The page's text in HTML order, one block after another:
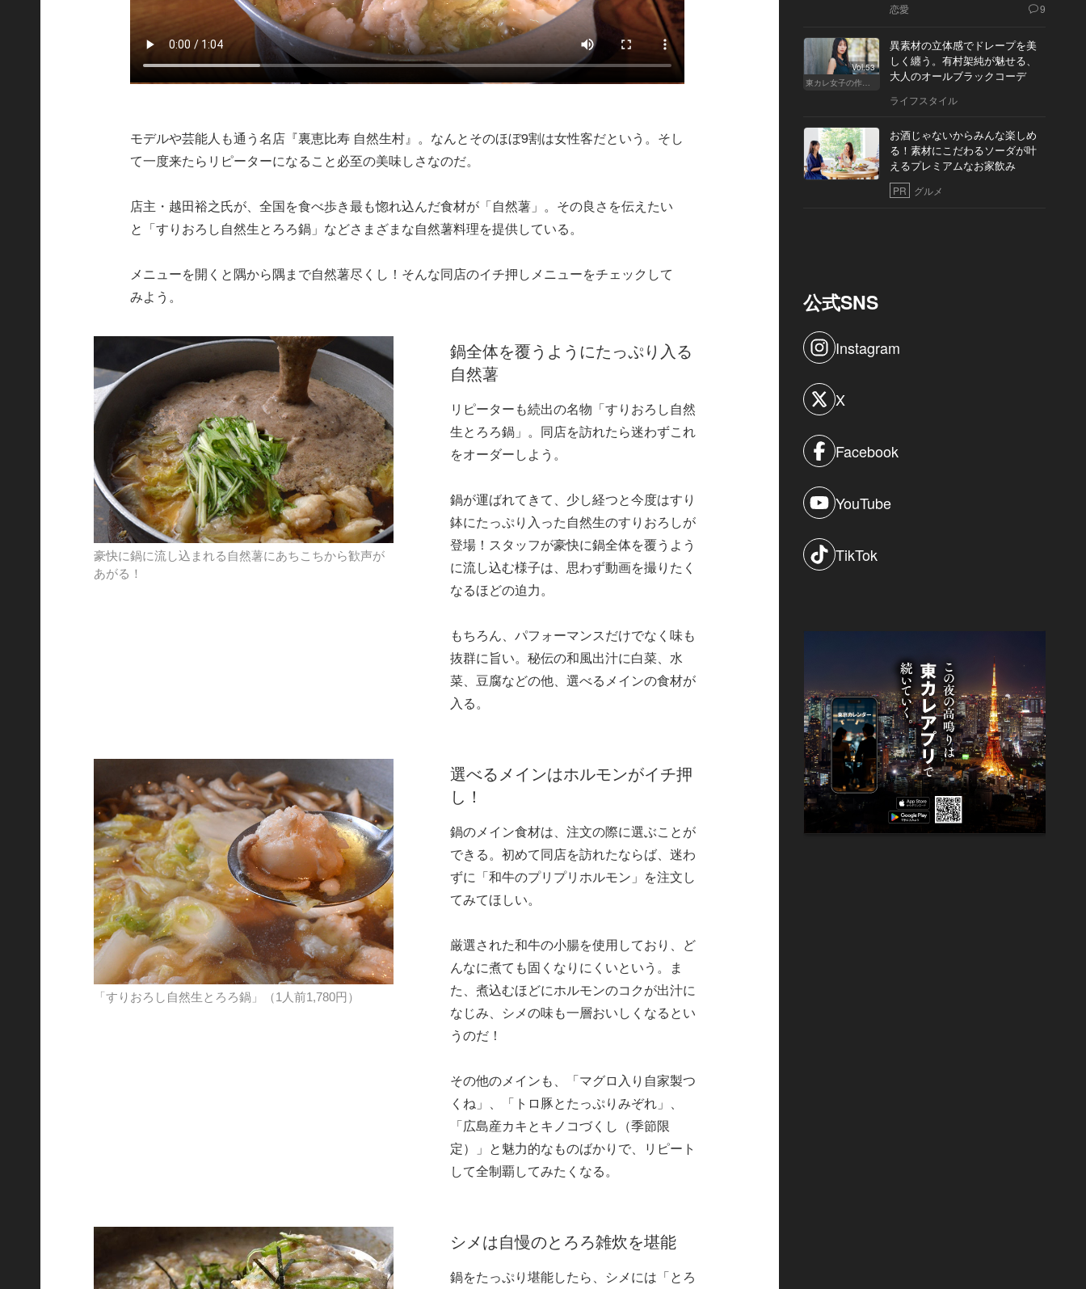
モデルや芸能人も通う名店『裏恵比寿 自然生村』。なんとそのほぼ9割は女性客だという。そし
て一度来たらリピーターになること必至の美味しさなのだ。
店主・越田裕之氏が、全国を食べ歩き最も惚れ込んだ食材が「自然薯」。その良さを伝えたい
と「すりおろし自然生とろろ鍋」などさまざまな自然薯料理を提供している。
メニューを開くと隅から隅まで自然薯尽くし！そんな同店のイチ押しメニューをチェックして
みよう。
豪快に鍋に流し込まれる自然薯にあちこちから歓声が
あがる！
鍋全体を覆うようにたっぷり入る
自然薯
リピーターも続出の名物「すりおろし自然
生とろろ鍋」。同店を訪れたら迷わずこれ
をオーダーしよう。
鍋が運ばれてきて、少し経つと今度はすり
鉢にたっぷり入った自然生のすりおろしが
登場！スタッフが豪快に鍋全体を覆うよう
に流し込む様子は、思わず動画を撮りたく
なるほどの迫力。
もちろん、パフォーマンスだけでなく味も
抜群に旨い。秘伝の和風出汁に白菜、水
菜、豆腐などの他、選べるメインの食材が
入る。
「すりおろし自然生とろろ鍋」（1人前1,780円）
選べるメインはホルモンがイチ押
し！
鍋のメイン食材は、注文の際に選ぶことが
できる。初めて同店を訪れたならば、迷わ
ずに「和牛のプリプリホルモン」を注文し
てみてほしい。
厳選された和牛の小腸を使用しており、ど
んなに煮ても固くなりにくいという。ま
た、煮込むほどにホルモンのコクが出汁に
なじみ、シメの味も一層おいしくなるとい
うのだ！
その他のメインも、「マグロ入り自家製つ
くね」、「トロ豚とたっぷりみぞれ」、
「広島産カキとキノコづくし（季節限
定）」と魅力的なものばかりで、リピート
して全制覇してみたくなる。
シメは自慢のとろろ雑炊を堪能
鍋をたっぷり堪能したら、シメには「とろ
恋愛 9
Vol.53
東カレ女子の作り方
異素材の立体感でドレープを美
しく纏う。有村架純が魅せる、
大人のオールブラックコーデ
ライフスタイル
お酒じゃないからみんな楽しめ
る！素材にこだわるソーダが叶
えるプレミアムなお家飲み
PR グルメ
公式SNS
Instagram
X
Facebook
YouTube
TikTok